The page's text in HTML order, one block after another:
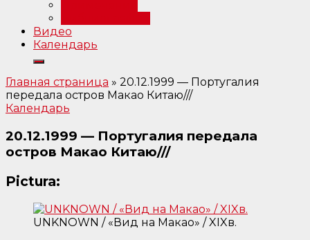
Видео
Календарь
Главная страница » 20.12.1999 — Португалия
передала остров Макао Китаю///
Календарь
20.12.1999 — Португалия передала
остров Макао Китаю///
Pictura:
UNKNOWN / «Вид на Макао» / XIXв.